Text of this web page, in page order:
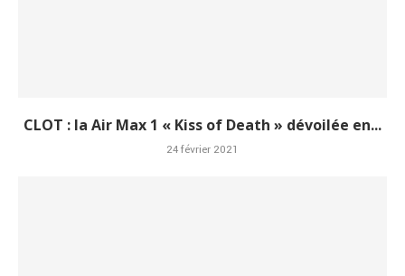
CLOT : la Air Max 1 « Kiss of Death » dévoilée en...
24 février 2021